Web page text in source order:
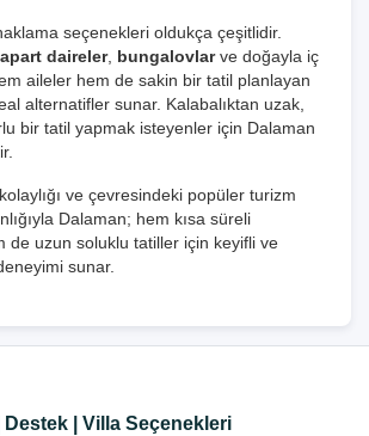
seçenekleri oldukça çeşitlidir.
apart daireler, bungalovlarve doğayla iç
aileler hem de sakin bir tatil planlayan
alternatifler sunar. Kalabalıktan uzak,
bir tatil yapmak isteyenler için Dalaman
ve çevresindeki popüler turizm
Dalaman; hem kısa süreli
de uzun soluklu tatiller için keyifli ve
sunar.
| Villa Seçenekleri